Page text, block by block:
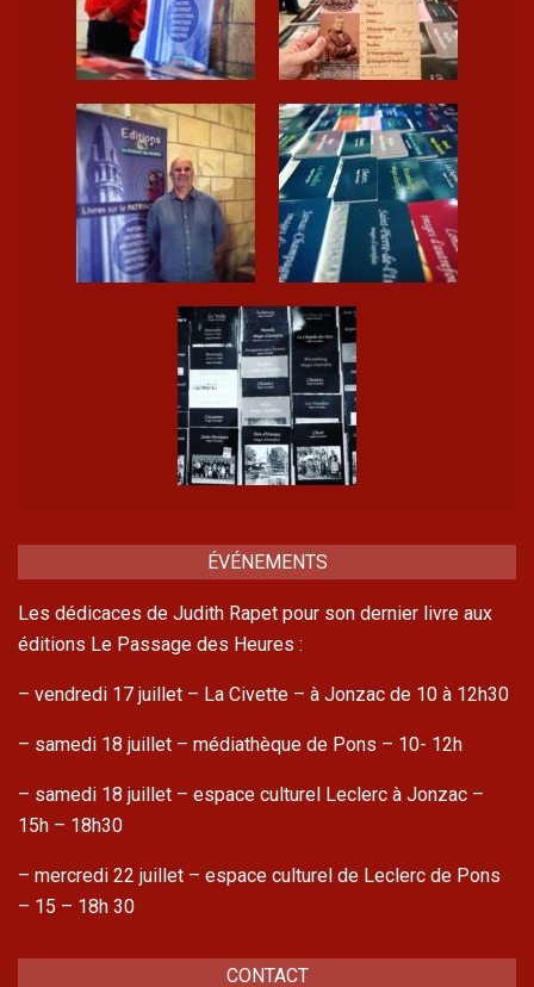
ÉVÉNEMENTS
Les dédicaces de Judith Rapet pour son dernier livre aux
éditions Le Passage des Heures :
– vendredi 17 juillet – La Civette – à Jonzac de 10 à 12h30
– samedi 18 juillet – médiathèque de Pons – 10- 12h
– samedi 18 juillet – espace culturel Leclerc à Jonzac –
15h – 18h30
– mercredi 22 juillet – espace culturel de Leclerc de Pons
– 15 – 18h 30
CONTACT